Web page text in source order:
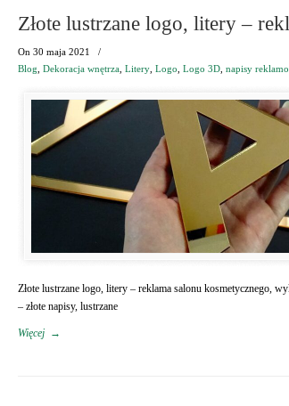
Złote lustrzane logo, litery –
On 30 maja 2021
/
Blog Dekoracja wnętrza Litery Logo Logo 3D napisy
Złote lustrzane logo, litery – reklama salonu kosmetycznego,
– złote napisy, lustrzane
Więcej →